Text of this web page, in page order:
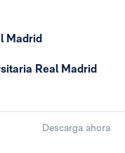
Madrid
Real Madrid
Descarga ahora